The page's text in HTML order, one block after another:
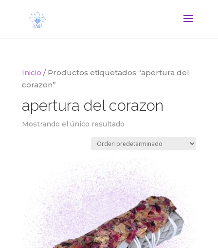
Inicio / Productos etiquetados “apertura del
corazon”
apertura del corazon
Mostrando el único resultado